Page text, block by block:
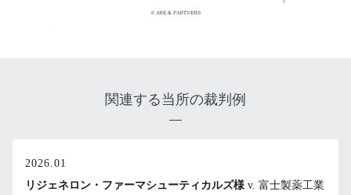
関連する当所の裁判例
2026.01
リジェネロン・ファーマシューティカルズ様 v. 富士製薬工業